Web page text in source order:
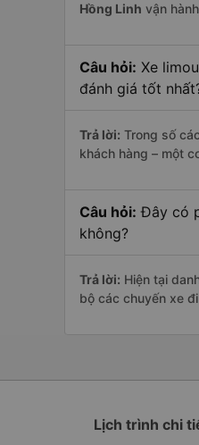
Hồng Linh vận
Câu hỏi: Xe
đánh giá tốt
Trả lời: Trong số
khách hàng – một
Câu hỏi: Đây có
không?
Trả lời: Hiện tại
bộ các chuyến xe
Lịch trình chi